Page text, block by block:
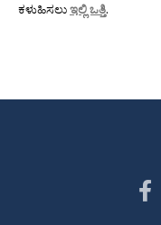
ಕಳುಹಿಸಲುಇಲ್ಲಿ ಒತ್ತಿ.